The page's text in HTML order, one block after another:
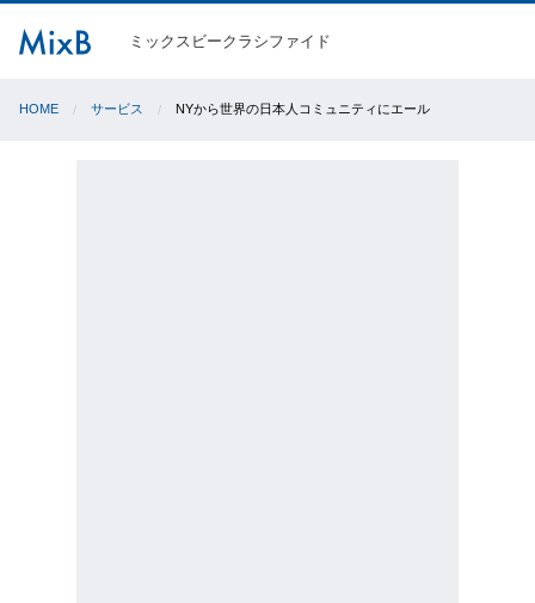
ミックスビークラシファイド
HOME サービス NYから世界の日本人コミュニティにエール